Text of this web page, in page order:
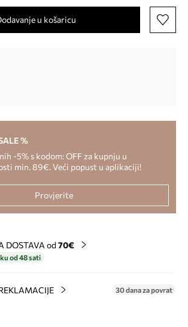
u košaricu
%
-5% s kodom: OFF za kupnju u
min. 89€. Veći popust u aplikaciji!
Provjerite
DOSTAVA od 70€
od 48 sati
30 dana za povrat